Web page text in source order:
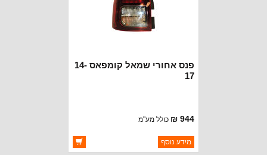
פנס אחורי שמאל קומפאס 14-
17
944 ₪ כולל מע"מ
ברקוד: 5272909AB
יצרן:DEPO
מידע נוסף